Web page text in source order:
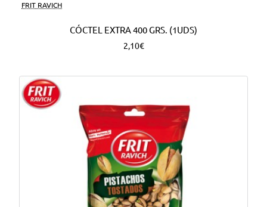
FRIT RAVICH
CÓCTEL EXTRA 400 GRS. (1UDS)
2,10€